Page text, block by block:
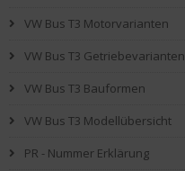
VW Bus T3 Motorvarianten
VW Bus T3 Getriebevarianten
VW Bus T3 Bauformen
VW Bus T3 Modellübersicht
PR - Nummer Erklärung